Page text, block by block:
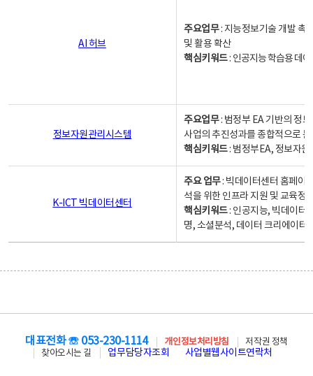
AI 허브
주요업무: 지능정보기술 개발 촉
및 활용 확산
핵심키워드: 인공지능 학습용 데
정보자원관리시스템
주요업무: 범정부 EA 기반의 정
사업의 추진성과를 종합적으로
핵심키워드: 범정부EA, 정보자
K-ICT 빅데이터센터
주요 업무: 빅데이터센터 홈페이
석을 위한 인프라 지원 및 교육정
핵심키워드: 인공지능, 빅데이터,
명, 소셜분석, 데이터 크리에이터
대표전화 ☏ 053-230-1114 개인정보처리방침
저작권 정책
찾아오시는 길
업무담당자조회 사업별웹사이트연락처